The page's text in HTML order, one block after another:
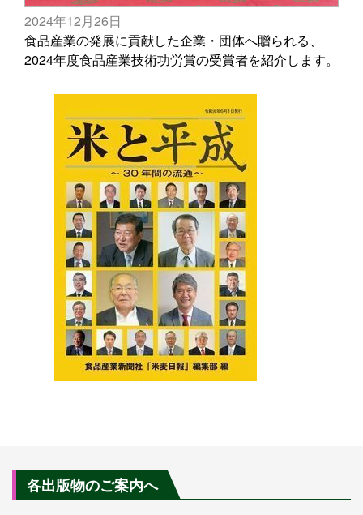
2024年12月26日
食品産業の発展に貢献した企業・団体へ贈られる、
2024年度食品産業技術功労賞の受賞者を紹介します。
各出版物のご案内へ